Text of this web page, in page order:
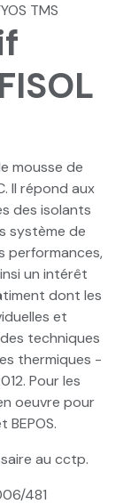
TMS
mousse de
Il répond aux
des isolants
système de
performances,
un intérêt
dont les
et
techniques
thermiques -
Pour les
oeuvre pour
au cctp.
481